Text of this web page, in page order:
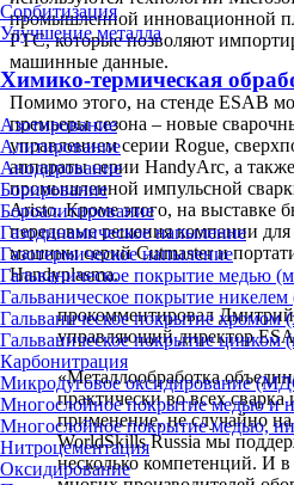
Сорбитизация
Улучшение металла
Химико-термическая
Азотирование
Алитирование
Анодирование
Борирование
Бороалитирование
Газодинамическое напыление
Газотермическое напыление
Гальваническое покрытие медью
Гальваническое покрытие
Гальваническое покрытие хромом
Гальваническое покрытие цинком
Карбонитрация
Микродуговое оксидирование
Многослойное покрытие медью и
Многослойное покрытие медью,
Нитроцементация
Оксидирование
промышленной инновационной
PTC, которые позволяют
машинные данные.
Помимо этого, на стенде ESAB
премьеры сезона – новые
управлением серии Rogue,
аппараты серии HandyArc, а
промышленной импульсной
Aristo. Кроме этого, на выставке
передовые решения компании
машины серий Cutmaster и
Handyplasma.
прокомментировал
управляющий директор
«Металлообработка
практически во всех сварка
применение, не случайно
WorldSkills Russia мы
несколько компетенций. И в